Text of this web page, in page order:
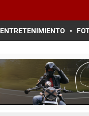
ENTRETENIMIENTO